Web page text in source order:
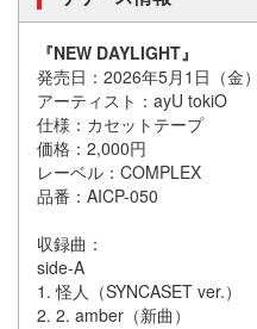
『NEW DAYLIGHT』
発売日：2026年5月1日（金）
アーティスト：ayU tokiO
仕様：カセットテープ
価格：2,000円
レーベル：COMPLEX
品番：AICP-050
収録曲：
side-A
1. 怪人（SYNCASET ver.）
2. 2. amber（新曲）